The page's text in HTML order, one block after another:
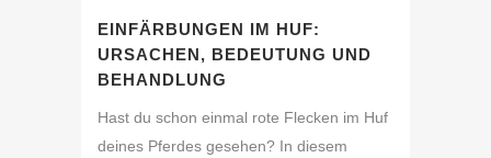
EINFÄRBUNGEN IM HUF:
URSACHEN, BEDEUTUNG UND
BEHANDLUNG
Hast du schon einmal rote Flecken im Huf
deines Pferdes gesehen? In diesem